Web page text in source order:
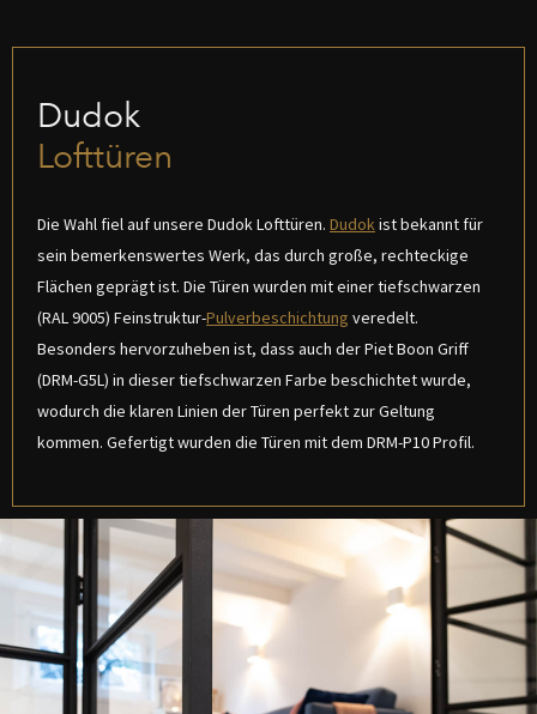
Dudok
Lofttüren
Die Wahl fiel auf unsere Dudok Lofttüren. Dudokist bekannt für
sein bemerkenswertes Werk, das durch große, rechteckige
Flächen geprägt ist. Die Türen wurden mit einer tiefschwarzen
(RAL 9005) Feinstruktur-Pulverbeschichtung veredelt.
Besonders hervorzuheben ist, dass auch der Piet Boon Griff
(DRM-G5L) in dieser tiefschwarzen Farbe beschichtet wurde,
wodurch die klaren Linien der Türen perfekt zur Geltung
kommen. Gefertigt wurden die Türen mit dem DRM-P10 Profil.